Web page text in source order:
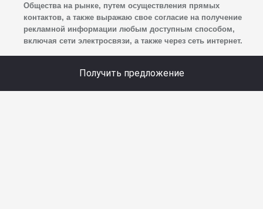
и адрес электронной почты), адреса, сведений
о впечатлениях, интересах, предпочтениях
к автомобилю(-ям) и товарам/услугам, IP-адреса,
сайта, уникального идентификатора посетителя сайта,
предпочтительного времени и способа для контакта,
Общества на рынке, путем осуществления прямых
контактов, а также выражаю свое согласие на получение
рекламной информации любым доступным способом,
включая сети электросвязи, а также через сеть интернет.
Получить предложение